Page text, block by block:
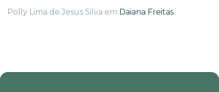
Polly Lima de Jesus Silva em Daiana Freitas